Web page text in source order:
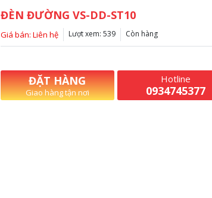
ĐÈN ĐƯỜNG VS-DD-ST10
Giá bán: Liên hệ Lượt xem: 539 Còn hàng
ĐẶT HÀNG
Giao hàng tận nơi
Hotline
0934745377